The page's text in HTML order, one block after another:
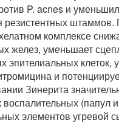
P. acnes и
резистентных штаммов.
комплексе
желез, уменьшает
эпителиальных клеток,
и
Зинерита
воспалительных (папул
элементов угревой